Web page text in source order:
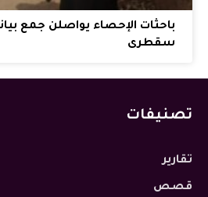
باحثات الإحصاء يواصلن جمع
سقطرى
تصنيفات
تقارير
قصص